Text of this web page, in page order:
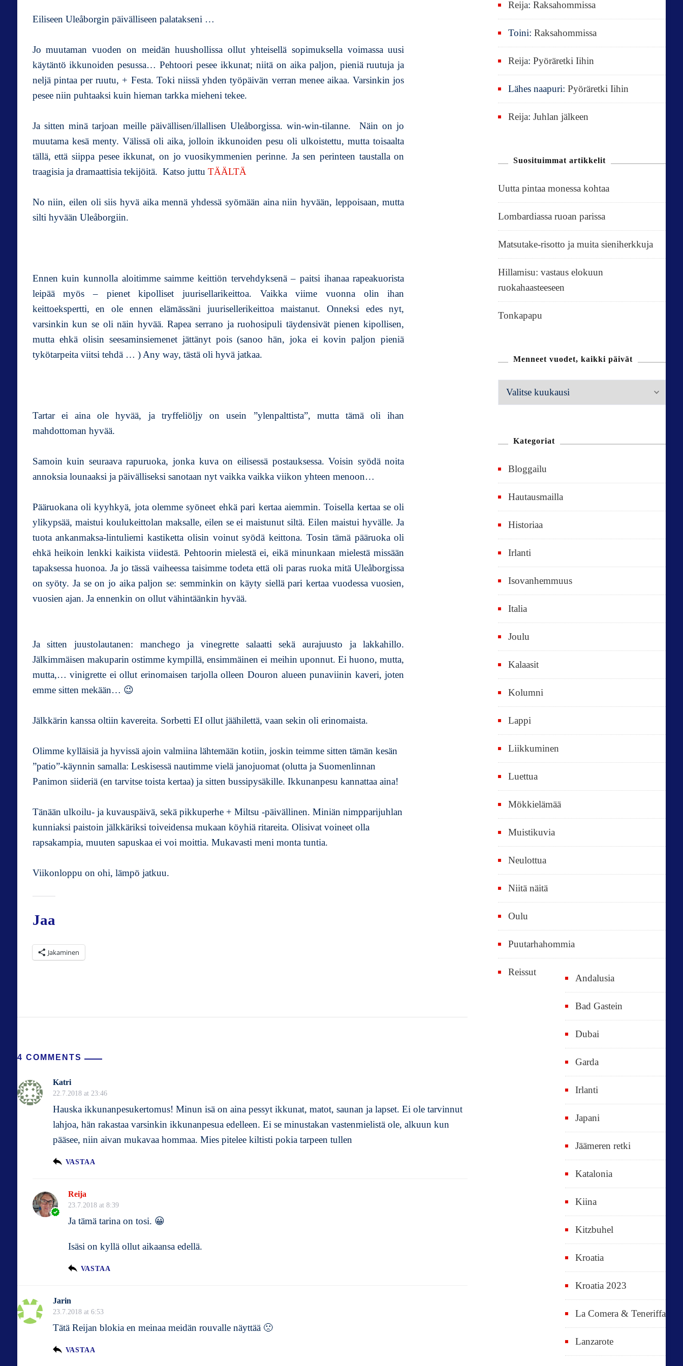
i
n
n
s
o
o
Eiliseen Uleåborgin päivälliseen palatakseni …
Jo muutaman vuoden on meidän huushollissa ollut yhteisellä sopimuksella voimassa uusi
käytäntö ikkunoiden pesussa… Pehtoori pesee ikkunat; niitä on aika paljon, pieniä ruutuja ja
neljä pintaa per ruutu, + Festa. Toki niissä yhden työpäivän verran menee aikaa. Varsinkin jos
pesee niin puhtaaksi kuin hieman tarkka mieheni tekee.
Ja sitten minä tarjoan meille päivällisen/illallisen Uleåborgissa. win-win-tilanne. Näin on jo
muutama kesä menty. Välissä oli aika, jolloin ikkunoiden pesu oli ulkoistettu, mutta toisaalta
tällä, että siippa pesee ikkunat, on jo vuosikymmenien perinne. Ja sen perinteen taustalla on
traagisia ja dramaattisia tekijöitä. Katso juttu TÄÄLTÄ
No niin, eilen oli siis hyvä aika mennä yhdessä syömään aina niin hyvään, leppoisaan, mutta
silti hyvään Uleåborgiin.
Ennen kuin kunnolla aloitimme saimme keittiön tervehdyksenä – paitsi ihanaa rapeakuorista
leipää myös – pienet kipolliset juurisellarikeittoa. Vaikka viime vuonna olin ihan
keittoekspertti, en ole ennen elämässäni juurisellerikeittoa maistanut. Onneksi edes nyt,
varsinkin kun se oli näin hyvää. Rapea serrano ja ruohosipuli täydensivät pienen kipollisen,
mutta ehkä olisin seesaminsiemenet jättänyt pois (sanoo hän, joka ei kovin paljon pieniä
tykötarpeita viitsi tehdä … ) Any way, tästä oli hyvä jatkaa.
Tartar ei aina ole hyvää, ja tryffeliöljy on usein ”ylenpalttista”, mutta tämä oli ihan
mahdottoman hyvää.
Samoin kuin seuraava rapuruoka, jonka kuva on eilisessä postauksessa. Voisin syödä noita
annoksia lounaaksi ja päivälliseksi sanotaan nyt vaikka vaikka viikon yhteen menoon…
Pääruokana oli kyyhkyä, jota olemme syöneet ehkä pari kertaa aiemmin. Toisella kertaa se oli
ylikypsää, maistui koulukeittolan maksalle, eilen se ei maistunut siltä. Eilen maistui hyvälle. Ja
tuota ankanmaksa-lintuliemi kastiketta olisin voinut syödä keittona. Tosin tämä pääruoka oli
ehkä heikoin lenkki kaikista viidestä. Pehtoorin mielestä ei, eikä minunkaan mielestä missään
tapaksessa huonoa. Ja jo tässä vaiheessa taisimme todeta että oli paras ruoka mitä Uleåborgissa
on syöty. Ja se on jo aika paljon se: semminkin on käyty siellä pari kertaa vuodessa vuosien,
vuosien ajan. Ja ennenkin on ollut vähintäänkin hyvää.
Ja sitten juustolautanen: manchego ja vinegrette salaatti sekä aurajuusto ja lakkahillo.
Jälkimmäisen makuparin ostimme kympillä, ensimmäinen ei meihin uponnut. Ei huono, mutta,
mutta,… vinigrette ei ollut erinomaisen tarjolla olleen Douron alueen punaviinin kaveri, joten
emme sitten mekään… 😉
Jälkkärin kanssa oltiin kavereita. Sorbetti EI ollut jäähilettä, vaan sekin oli erinomaista.
Olimme kylläisiä ja hyvissä ajoin valmiina lähtemään kotiin, joskin teimme sitten tämän kesän
”patio”-käynnin samalla: Leskisessä nautimme vielä janojuomat (olutta ja Suomenlinnan
Panimon siideriä (en tarvitse toista kertaa) ja sitten bussipysäkille. Ikkunanpesu kannattaa aina!
Tänään ulkoilu- ja kuvauspäivä, sekä pikkuperhe + Miltsu -päivällinen. Miniän nimpparijuhlan
kunniaksi paistoin jälkkäriksi toiveidensa mukaan köyhiä ritareita. Olisivat voineet olla
rapsakampia, muuten sapuskaa ei voi moittia. Mukavasti meni monta tuntia.
Viikonloppu on ohi, lämpö jatkuu.
Jaa
Jakaminen
4 COMMENTS
Katri
22.7.2018 at 23:46
Hauska ikkunanpesukertomus! Minun isä on aina pessyt ikkunat, matot, saunan ja lapset. Ei ole tarvinnut
lahjoa, hän rakastaa varsinkin ikkunanpesua edelleen. Ei se minustakan vastenmielistä ole, alkuun kun
pääsee, niin aivan mukavaa hommaa. Mies pitelee kiltisti pokia tarpeen tullen
VASTAA
Reija
23.7.2018 at 8:39
Ja tämä tarina on tosi. 😀
Isäsi on kyllä ollut aikaansa edellä.
VASTAA
Jarin
23.7.2018 at 6:53
Tätä Reijan blokia en meinaa meidän rouvalle näyttää 🙁
VASTAA
Reija:Raksahommissa
Toini:Raksahommissa
Reija:Pyöräretki Iihin
Lähes naapuri:Pyöräretki Iihin
Reija:Juhlan jälkeen
Suosituimmat artikkelit
Uutta pintaa monessa kohtaa
Lombardiassa ruoan parissa
Matsutake-risotto ja muita sieniherkkuja
Hillamisu: vastaus elokuun
ruokahaasteeseen
Tonkapapu
Menneet vuodet, kaikki päivät
M
e
e
v
u
o
e
t
,
i
k
i
p
ä
ä
t
Kategoriat
Bloggailu
Hautausmailla
Historiaa
Irlanti
Isovanhemmuus
Italia
Joulu
Kalaasit
Kolumni
Lappi
Liikkuminen
Luettua
Mökkielämää
Muistikuvia
Neulottua
Niitä näitä
Oulu
Puutarhahommia
Reissut
Andalusia
Bad Gastein
Dubai
Garda
Irlanti
Japani
Jäämeren retki
Katalonia
Kiina
Kitzbuhel
Kroatia
Kroatia 2023
La Comera & Teneriffa
Lanzarote